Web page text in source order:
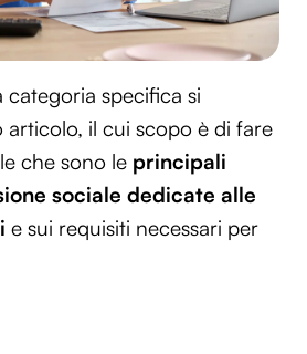
categoria specifica si
il cui scopo è di fare
che sono le principali
sociale dedicate alle
e sui requisiti necessari per